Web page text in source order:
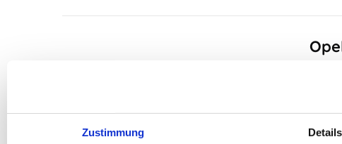
Zustimmung Details
ab
/